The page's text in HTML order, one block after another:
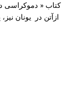
کتاب « دموکراسی
ازآتن در یونان